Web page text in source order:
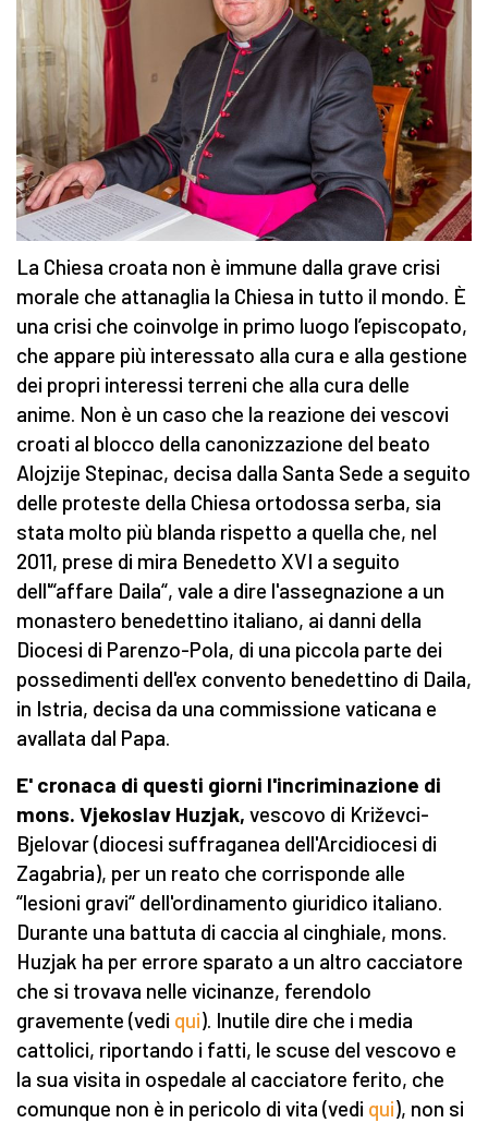
La Chiesa croata non è immune dalla grave crisi
morale che attanaglia la Chiesa in tutto il mondo. È
una crisi che coinvolge in primo luogo l’episcopato,
che appare più interessato alla cura e alla gestione
dei propri interessi terreni che alla cura delle
anime. Non è un caso che la reazione dei vescovi
croati al blocco della canonizzazione del beato
Alojzije Stepinac, decisa dalla Santa Sede a seguito
delle proteste della Chiesa ortodossa serba, sia
stata molto più blanda rispetto a quella che, nel
2011, prese di mira Benedetto XVI a seguito
dell'“affare Daila“, vale a dire l'assegnazione a un
monastero benedettino italiano, ai danni della
Diocesi di Parenzo-Pola, di una piccola parte dei
possedimenti dell'ex convento benedettino di Daila,
in Istria, decisa da una commissione vaticana e
avallata dal Papa.
E' cronaca di questi giorni l'incriminazione di
mons. Vjekoslav Huzjak, vescovo di Križevci-
Bjelovar (diocesi suffraganea dell'Arcidiocesi di
Zagabria), per un reato che corrisponde alle
“lesioni gravi“ dell'ordinamento giuridico italiano.
Durante una battuta di caccia al cinghiale, mons.
Huzjak ha per errore sparato a un altro cacciatore
che si trovava nelle vicinanze, ferendolo
gravemente (vedi qui). Inutile dire che i media
cattolici, riportando i fatti, le scuse del vescovo e
la sua visita in ospedale al cacciatore ferito, che
comunque non è in pericolo di vita (vedi qui), non si